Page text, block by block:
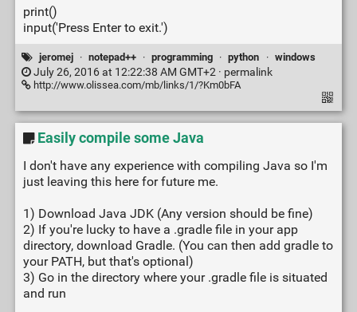
print()
input('Press Enter to exit.')
jeromej · notepad++ · programming · python · windows
July 26, 2016 at 12:22:38 AM GMT+2 · permalink
http://www.olissea.com/mb/links/1/?Km0bFA
Easily compile some Java
I don't have any experience with compiling Java so I'm
just leaving this here for future me.
1) Download Java JDK (Any version should be fine)
2) If you're lucky to have a .gradle file in your app
directory, download Gradle. (You can then add gradle to
your PATH, but that's optional)
3) Go in the directory where your .gradle file is situated
and run